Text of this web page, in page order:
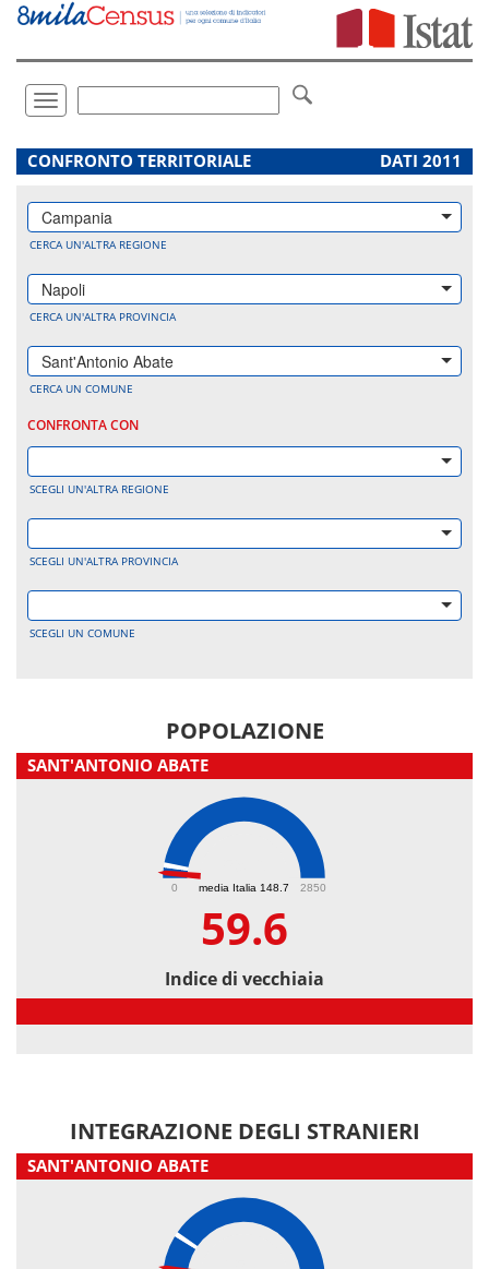
Vai
direttamente
Toggle
navigation
.
CONFRONTO TERRITORIALE DATI 2011
Campania
CERCA UN'ALTRA REGIONE
Napoli
CERCA UN'ALTRA PROVINCIA
Sant'Antonio Abate
CERCA UN COMUNE
CONFRONTA CON
SCEGLI UN'ALTRA REGIONE
SCEGLI UN'ALTRA PROVINCIA
SCEGLI UN COMUNE
POPOLAZIONE
SANT'ANTONIO ABATE
media Italia 148.7
0 2850
59.6
Indice di vecchiaia
INTEGRAZIONE DEGLI STRANIERI
SANT'ANTONIO ABATE